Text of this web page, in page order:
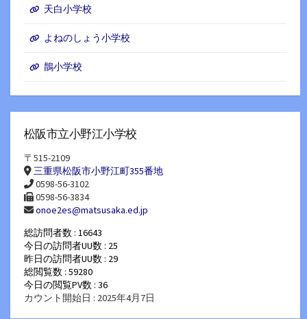
天白小学校
よねのしょう小学校
鵲小学校
松阪市立小野江小学校
〒515-2109
三重県松阪市小野江町355番地
0598-56-3102
0598-56-3834
onoe2es@matsusaka.ed.jp
総訪問者数 : 16643
今日の訪問者UU数 : 25
昨日の訪問者UU数 : 29
総閲覧数 : 59280
今日の閲覧PV数 : 36
カウント開始日 : 2025年4月7日